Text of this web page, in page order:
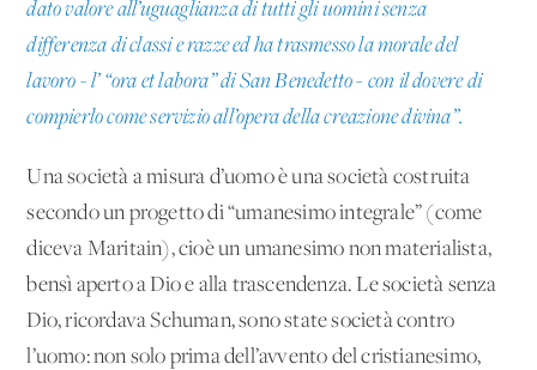
dato valore all’uguaglianza di tutti gli uomini senza
differenza di classi e razze ed ha trasmesso la morale del
lavoro - l’ “ora et labora” di San Benedetto - con il dovere di
compierlo come servizio all’opera della creazione divina”.
Una società a misura d’uomo è una società costruita
secondo un progetto di “umanesimo integrale” (come
diceva Maritain), cioè un umanesimo non materialista,
bensì aperto a Dio e alla trascendenza. Le società senza
Dio, ricordava Schuman, sono state società contro
l’uomo: non solo prima dell’avvento del cristianesimo,